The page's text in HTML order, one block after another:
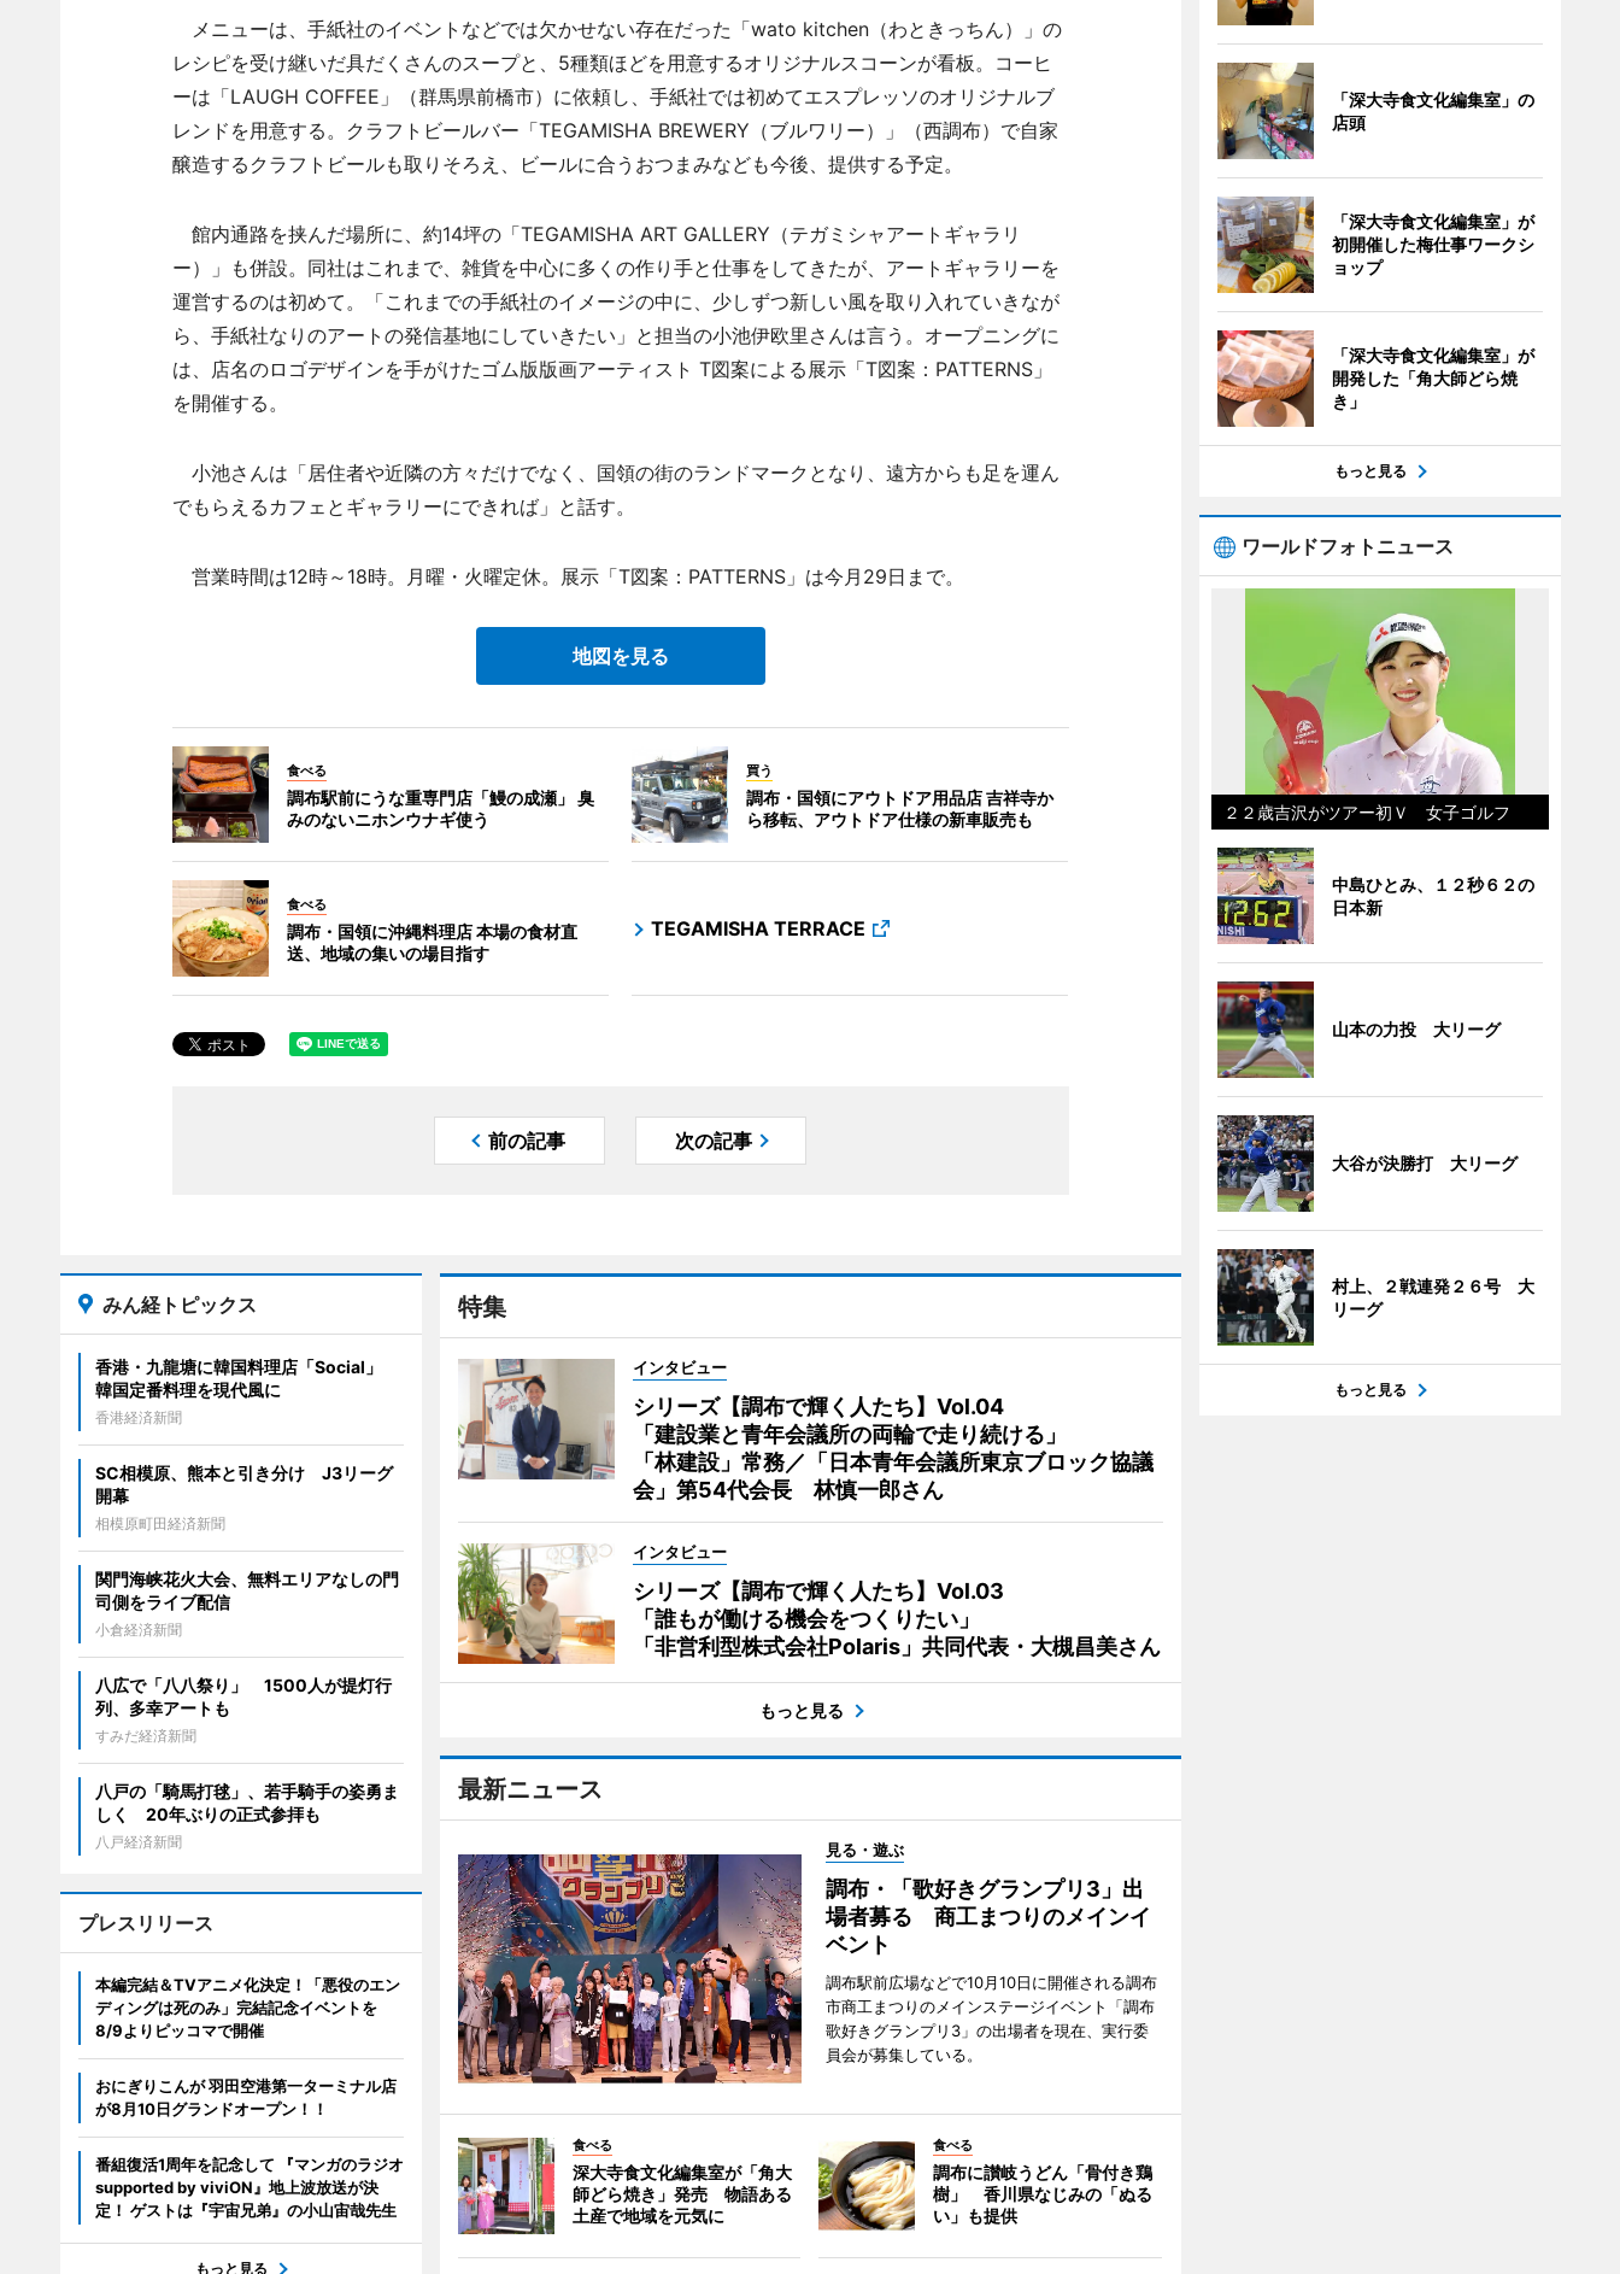
メニューは、手紙社のイベントなどでは欠かせない存在だった「wato kitchen（わときっちん）」の
レシピを受け継いだ具だくさんのスープと、5種類ほどを用意するオリジナルスコーンが看板。コーヒ
ーは「LAUGH COFFEE」（群馬県前橋市）に依頼し、手紙社では初めてエスプレッソのオリジナルブ
レンドを用意する。クラフトビールバー「TEGAMISHA BREWERY（ブルワリー）」（西調布）で自家
醸造するクラフトビールも取りそろえ、ビールに合うおつまみなども今後、提供する予定。
館内通路を挟んだ場所に、約14坪の「TEGAMISHA ART GALLERY（テガミシャアートギャラリ
ー）」も併設。同社はこれまで、雑貨を中心に多くの作り手と仕事をしてきたが、アートギャラリーを
運営するのは初めて。「これまでの手紙社のイメージの中に、少しずつ新しい風を取り入れていきなが
ら、手紙社なりのアートの発信基地にしていきたい」と担当の小池伊欧里さんは言う。オープニングに
は、店名のロゴデザインを手がけたゴム版版画アーティスト T図案による展示「T図案：PATTERNS」
を開催する。
小池さんは「居住者や近隣の方々だけでなく、国領の街のランドマークとなり、遠方からも足を運ん
でもらえるカフェとギャラリーにできれば」と話す。
営業時間は12時～18時。月曜・火曜定休。展示「T図案：PATTERNS」は今月29日まで。
地図を見る
食べる
調布駅前にうな重専門店「鰻の成瀬」 臭
みのないニホンウナギ使う
買う
調布・国領にアウトドア用品店 吉祥寺か
ら移転、アウトドア仕様の新車販売も
食べる
調布・国領に沖縄料理店 本場の食材直
送、地域の集いの場目指す
TEGAMISHA TERRACE
前の記事 次の記事
特集
インタビュー
シリーズ【調布で輝く人たち】Vol.04
「建設業と青年会議所の両輪で走り続ける」
「林建設」常務／「日本青年会議所東京ブロック協議
会」第54代会長 林慎一郎さん
インタビュー
シリーズ【調布で輝く人たち】Vol.03
「誰もが働ける機会をつくりたい」
「非営利型株式会社Polaris」共同代表・大槻昌美さん
もっと見る
最新ニュース
見る・遊ぶ
調布・「歌好きグランプリ3」出
場者募る 商工まつりのメインイ
ベント
調布駅前広場などで10月10日に開催される調布
市商工まつりのメインステージイベント「調布
歌好きグランプリ3」の出場者を現在、実行委
員会が募集している。
食べる
深大寺食文化編集室が「角大
師どら焼き」発売 物語ある
土産で地域を元気に
食べる
調布に讃岐うどん「骨付き鶏
樹」 香川県なじみの「ぬる
い」も提供
みん経トピックス
香港・九龍塘に韓国料理店「Social」
韓国定番料理を現代風に
香港経済新聞
SC相模原、熊本と引き分け J3リーグ
開幕
相模原町田経済新聞
関門海峡花火大会、無料エリアなしの門
司側をライブ配信
小倉経済新聞
八広で「八八祭り」 1500人が提灯行
列、多幸アートも
すみだ経済新聞
八戸の「騎馬打毬」、若手騎手の姿勇ま
しく 20年ぶりの正式参拝も
八戸経済新聞
プレスリリース
本編完結＆TVアニメ化決定！「悪役のエン
ディングは死のみ」完結記念イベントを
8/9よりピッコマで開催
おにぎりこんが 羽田空港第一ターミナル店
が8月10日グランドオープン！！
番組復活1周年を記念して 『マンガのラジオ
supported by viviON』地上波放送が決
定！ ゲストは『宇宙兄弟』の小山宙哉先生
もっと見る
「深大寺食文化編集室」の
店頭
「深大寺食文化編集室」が
初開催した梅仕事ワークシ
ョップ
「深大寺食文化編集室」が
開発した「角大師どら焼
き」
もっと見る
ワールドフォトニュース
２２歳吉沢がツアー初Ｖ 女子ゴルフ
中島ひとみ、１２秒６２の
日本新
山本の力投 大リーグ
大谷が決勝打 大リーグ
村上、２戦連発２６号 大
リーグ
もっと見る